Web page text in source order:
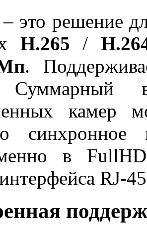
– это решение
H.265 /
.
Суммарный
камер
синхронное
в
RJ-